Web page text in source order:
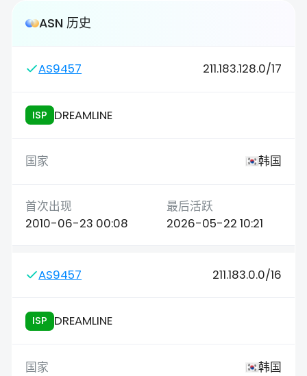
ASN 历史
AS9457 211.183.128.0/17
ISP DREAMLINE
韩国
2010-06-23 00:08 2026-05-22 10:21
AS9457 211.183.0.0/16
ISP DREAMLINE
韩国